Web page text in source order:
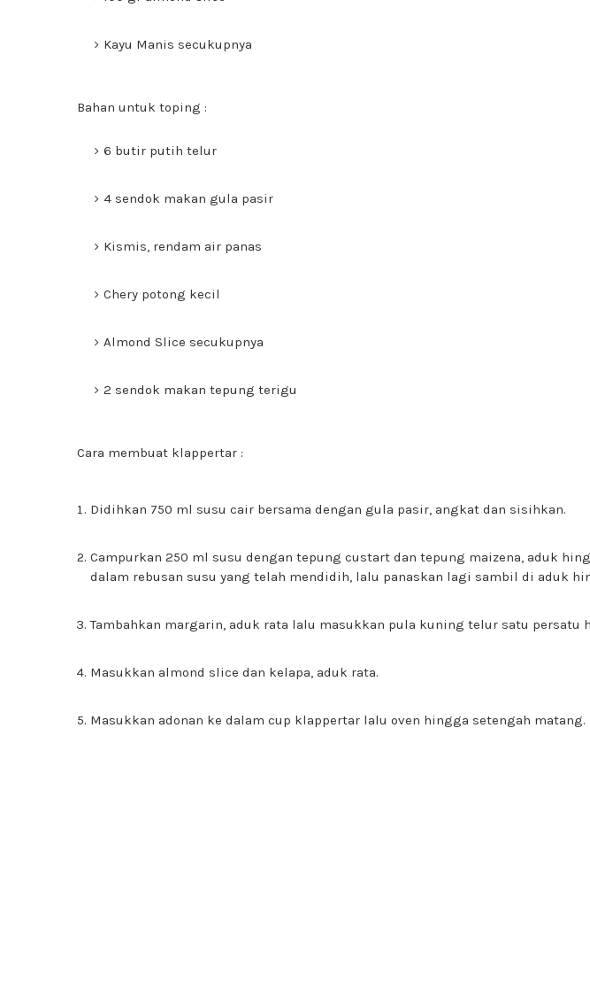
Kayu Manis secukupnya
Bahan untuk toping :
6 butir putih telur
4 sendok makan gula pasir
Kismis, rendam air panas
Chery potong kecil
Almond Slice secukupnya
2 sendok makan tepung terigu
Cara membuat klappertar :
Didihkan 750 ml susu cair bersama dengan gula pasir, angkat dan sisihkan.
Campurkan 250 ml susu dengan tepung custart dan tepung maizena, aduk
dalam rebusan susu yang telah mendidih, lalu panaskan lagi sambil di aduk
Tambahkan margarin, aduk rata lalu masukkan pula kuning telur satu persatu
Masukkan almond slice dan kelapa, aduk rata.
Masukkan adonan ke dalam cup klappertar lalu oven hingga setengah matang.